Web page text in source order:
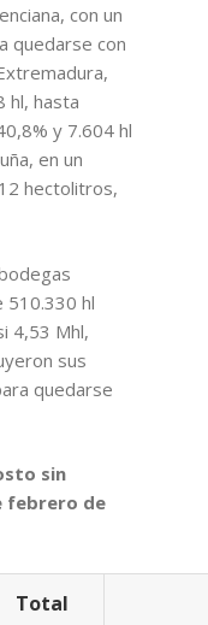
con un
quedarse con
hl, hasta
y 7.604 hl
en un
hectolitros,
510.330 hl
4,53 Mhl,
sus
quedarse
sin
febrero de
Total